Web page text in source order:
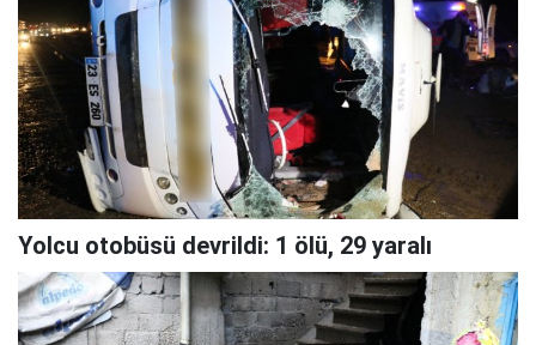
Yolcu otobüsü devrildi: 1 ölü, 29 yaralı